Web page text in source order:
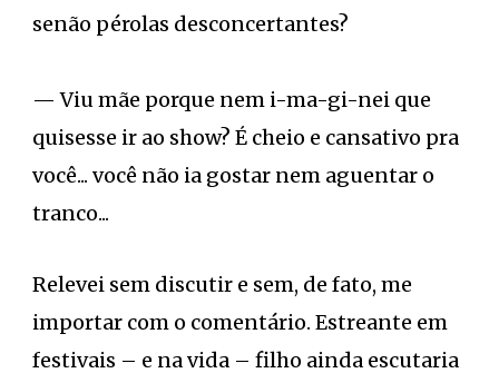
senão pérolas desconcertantes?
— Viu mãe porque nem i-ma-gi-nei que
quisesse ir ao show? É cheio e cansativo pra
você... você não ia gostar nem aguentar o
tranco...
Relevei sem discutir e sem, de fato, me
importar com o comentário. Estreante em
festivais – e na vida – filho ainda escutaria